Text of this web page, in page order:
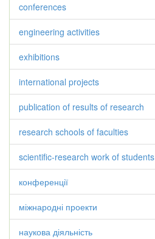
conferences
engineering activities
exhibitions
international projects
publication of results of research
research schools of faculties
scientific-research work of students
конференції
міжнародні проекти
наукова діяльність